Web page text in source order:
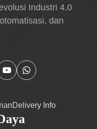
Industri 4.0
dan
Delivery Info